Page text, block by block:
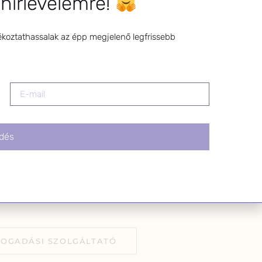
a levél alján található
SZOLGÁLTATÓ
az épp megjelenő legfrissebb